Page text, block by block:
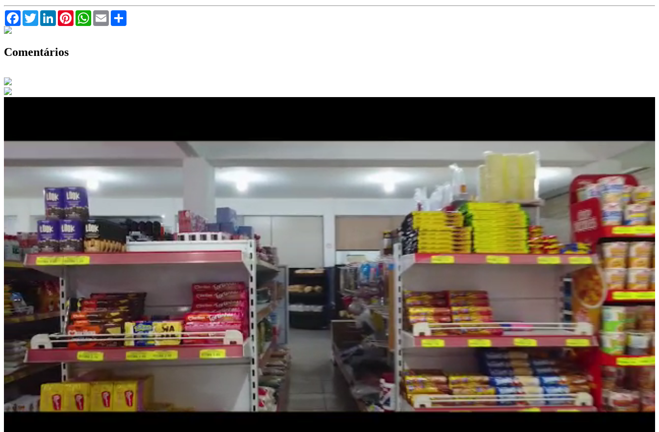
FacebookTwitterLinkedInPinterestWhatsApp
Email
Comentários